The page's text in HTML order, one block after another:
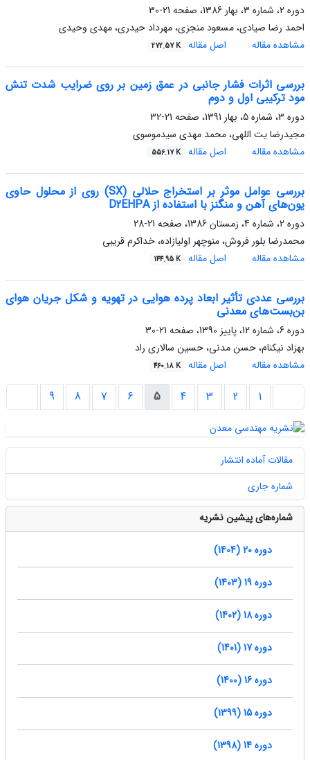
دوره 2، شماره 3، بهار 1386، صفحه
21-30
احمد رضا صیادی، مسعود منجزی، مهرداد حیدری، مهدی وحیدی
مشاهده مقاله
اصل مقاله 272.57 K
بررسی اثرات فشار جانبی در عمق زمین بر روی ضرایب شدت تنش
مود ترکیبی اول و دوم
دوره 3، شماره 5، بهار 1391، صفحه
21-32
مجیدرضا یت اللهی، محمد مهدی سیدموسوی
مشاهده مقاله
اصل مقاله 556.17 K
بررسی عوامل موثر بر استخراج حلالی (SX) روی از محلول حاوی
یون‌های آهن و منگنز با استفاده از D2EHPA
دوره 2، شماره 4، زمستان 1386، صفحه
21-28
محمدرضا بلور فروش، منوچهر اولیازاده، خداکرم قریبی
مشاهده مقاله
اصل مقاله 144.95 K
بررسی عددی تأثیر ابعاد پرده هوایی در تهویه و شکل جریان هوای
بن‌بست‌های معدنی
دوره 6، شماره 12، پاییز 1390، صفحه
21-30
بهزاد نیکنام، حسن مدنی، حسین سالاری راد
مشاهده مقاله
اصل مقاله 460.18 K
1
2
3
4
5
6
7
8
9
مقالات آماده انتشار
شماره جاری
شماره‌های پیشین نشریه
دوره 20 (1404)
دوره 19 (1403)
دوره 18 (1402)
دوره 17 (1401)
دوره 16 (1400)
دوره 15 (1399)
دوره 14 (1398)